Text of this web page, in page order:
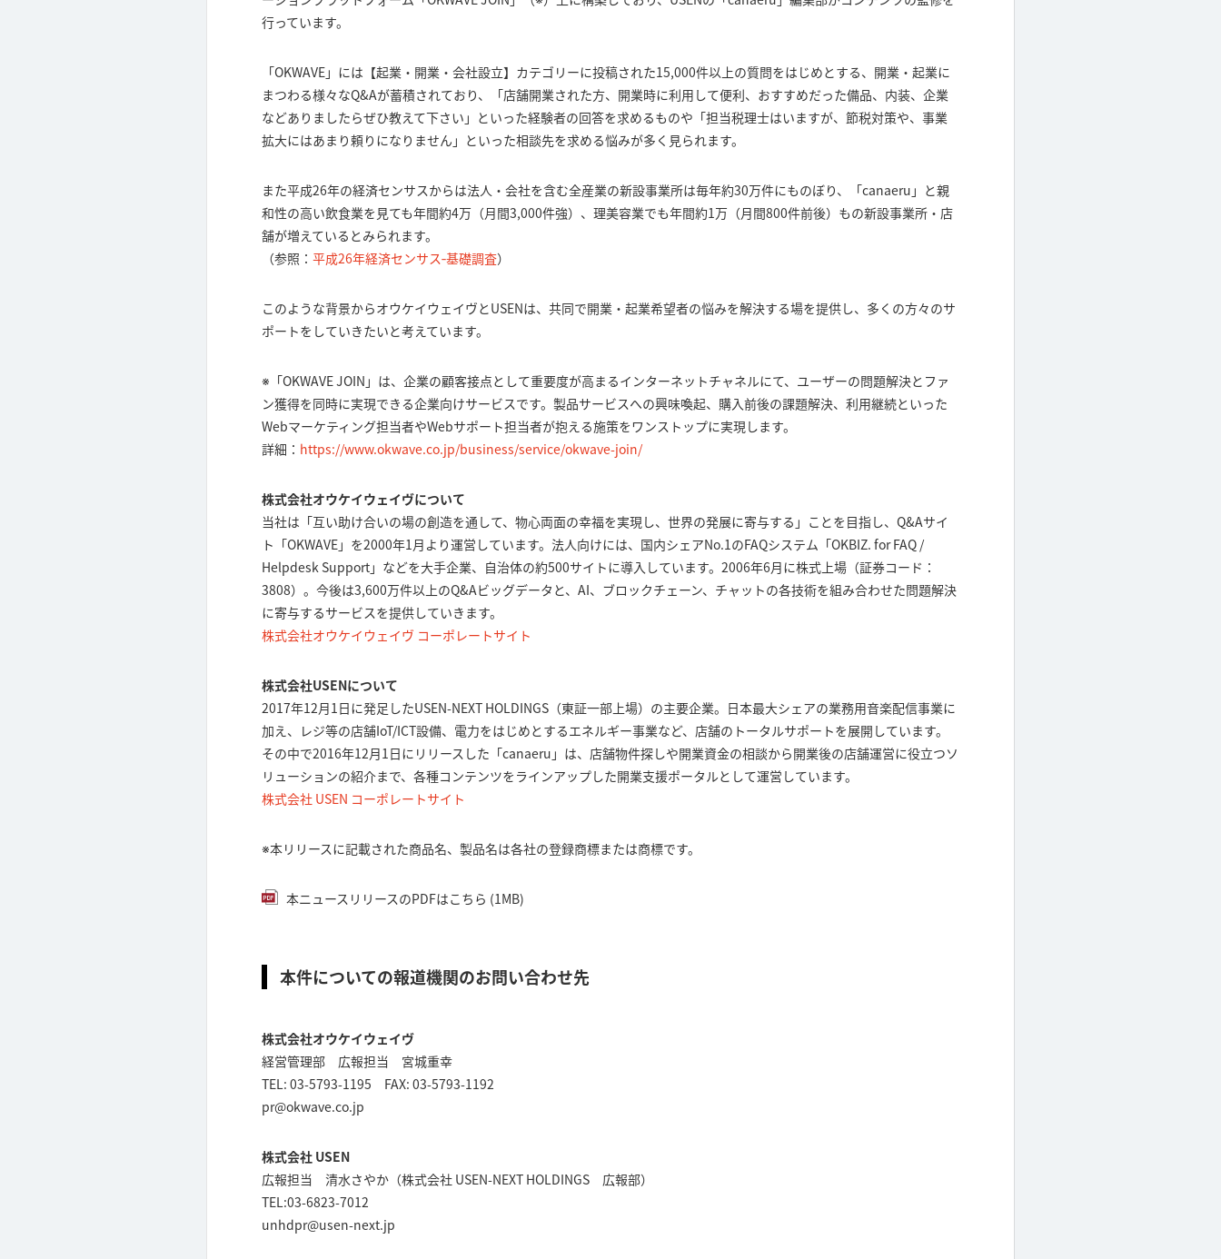
行っています。
「OKWAVE」には【起業・開業・会社設立】カテゴリーに投稿された15,000件以上の質問をはじめとする、開業・起業に
まつわる様々なQ&Aが蓄積されており、「店舗開業された方、開業時に利用して便利、おすすめだった備品、内装、企業
などありましたらぜひ教えて下さい」といった経験者の回答を求めるものや「担当税理士はいますが、節税対策や、事業
拡大にはあまり頼りになりません」といった相談先を求める悩みが多く見られます。
また平成26年の経済センサスからは法人・会社を含む全産業の新設事業所は毎年約30万件にものぼり、「canaeru」と親
和性の高い飲食業を見ても年間約4万（月間3,000件強）、理美容業でも年間約1万（月間800件前後）もの新設事業所・店
舗が増えているとみられます。
（参照： 平成26年経済センサス‐基礎調査）
このような背景からオウケイウェイヴとUSENは、共同で開業・起業希望者の悩みを解決する場を提供し、多くの方々のサ
ポートをしていきたいと考えています。
※「OKWAVE JOIN」は、企業の顧客接点として重要度が高まるインターネットチャネルにて、ユーザーの問題解決とファ
ン獲得を同時に実現できる企業向けサービスです。製品サービスへの興味喚起、購入前後の課題解決、利用継続といった
Webマーケティング担当者やWebサポート担当者が抱える施策をワンストップに実現します。
詳細： https://www.okwave.co.jp/business/service/okwave-join/
株式会社オウケイウェイヴについて
当社は「互い助け合いの場の創造を通して、物心両面の幸福を実現し、世界の発展に寄与する」ことを目指し、Q&Aサイ
ト「OKWAVE」を2000年1月より運営しています。法人向けには、国内シェアNo.1のFAQシステム「OKBIZ. for FAQ /
Helpdesk Support」などを大手企業、自治体の約500サイトに導入しています。2006年6月に株式上場（証券コード：
3808）。今後は3,600万件以上のQ&Aビッグデータと、AI、ブロックチェーン、チャットの各技術を組み合わせた問題解決
に寄与するサービスを提供していきます。
株式会社オウケイウェイヴ コーポレートサイト
株式会社USENについて
2017年12月1日に発足したUSEN-NEXT HOLDINGS（東証一部上場）の主要企業。日本最大シェアの業務用音楽配信事業に
加え、レジ等の店舗IoT/ICT設備、電力をはじめとするエネルギー事業など、店舗のトータルサポートを展開しています。
その中で2016年12月1日にリリースした「canaeru」は、店舗物件探しや開業資金の相談から開業後の店舗運営に役立つソ
リューションの紹介まで、各種コンテンツをラインアップした開業支援ポータルとして運営しています。
株式会社 USEN コーポレートサイト
※本リリースに記載された商品名、製品名は各社の登録商標または商標です。
本ニュースリリースのPDFはこちら (1MB)
本件についての報道機関のお問い合わせ先
株式会社オウケイウェイヴ
経営管理部 広報担当 宮城重幸
TEL: 03-5793-1195 FAX: 03-5793-1192
pr@okwave.co.jp
株式会社 USEN
広報担当 清水さやか（株式会社 USEN-NEXT HOLDINGS 広報部）
TEL:03-6823-7012
unhdpr@usen-next.jp